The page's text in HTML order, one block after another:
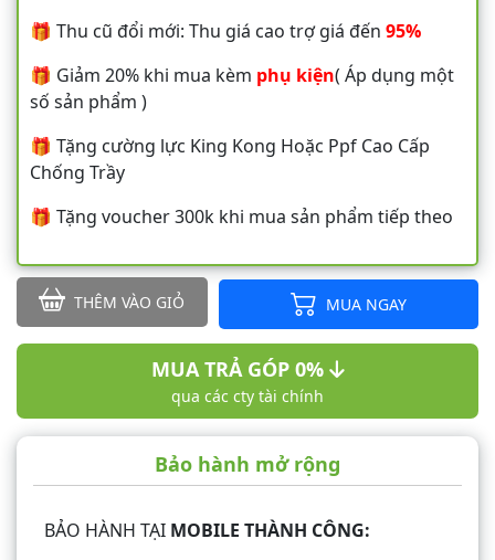
🎁 Thu cũ đổi mới: Thu giá cao trợ giá đến 95%
🎁 Giảm 20% khi mua kèm phụ kiện( Áp dụng một
số sản phẩm )
🎁 Tặng cường lực King Kong Hoặc Ppf Cao Cấp
Chống Trầy
🎁 Tặng voucher 300k khi mua sản phẩm tiếp theo
THÊM VÀO GIỎ MUA NGAY
MUA TRẢ GÓP 0%
qua các cty tài chính
Bảo hành mở rộng
BẢO HÀNH TẠI MOBILE THÀNH CÔNG: